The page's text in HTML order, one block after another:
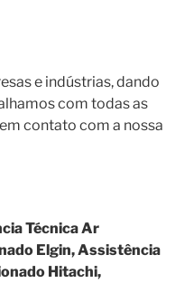
e indústrias, dando
com todas as
contato com a nossa
Técnica Ar
Elgin, Assistência
Hitachi,